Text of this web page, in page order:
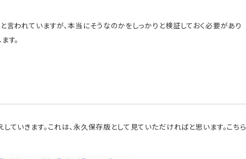
言われていますが、本当にそうなのかをしっかりと検証しておく必要があり
す。
ていきます。これは、永久保存版として見ていただければと思います。こちら